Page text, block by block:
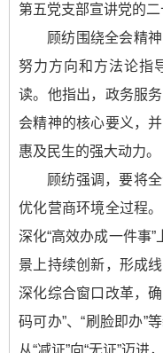
第五党支部宣讲党的二
顾纺围绕全会精
努力方向和方法论指
读。他指出，政务服
会精神的核心要义，
惠及民生的强大动力。
顾纺强调，要将
优化营商环境全过程
深化“高效办成一件事”
景上持续创新，形成
深化综合窗口改革，
码可办”、“刷脸即办”
从“减证”向“无证”迈进